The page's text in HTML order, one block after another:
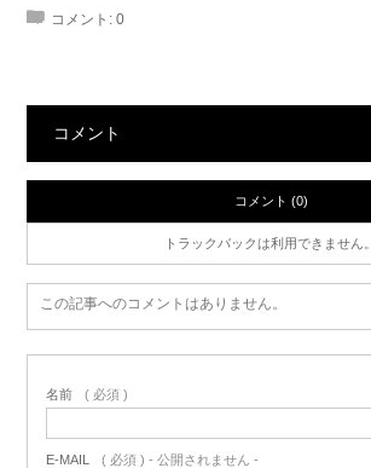
コメント: 0
コメント
コメント (0)
トラックバックは利用できません。
この記事へのコメントはありません。
名前 ( 必須 )
E-MAIL ( 必須 ) - 公開されません -